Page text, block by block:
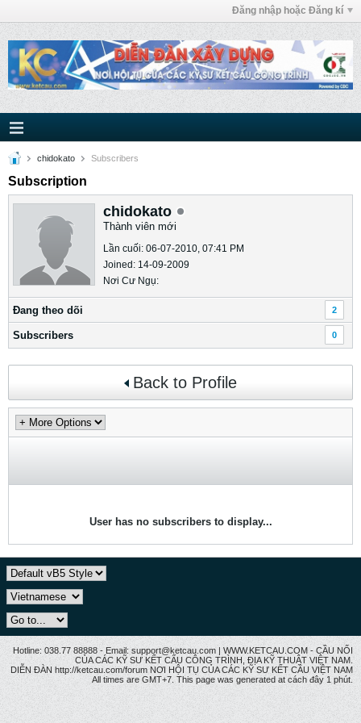
Đăng nhập hoặc Đăng kí
chidokato Subscribers
Subscription
chidokato
Thành viên mới
Lần cuối: 06-07-2010, 07:41 PM
Joined: 14-09-2009
Nơi Cư Ngụ:
Ðang theo dõi 2
Subscribers 0
Back to Profile
User has no subscribers to display...
Hotline: 038.77 88888 - Email: support@ketcau.com | WWW.KETCAU.COM - CẦU NỐI
CỦA CÁC KỸ SƯ KẾT CẤU CÔNG TRÌNH, ĐỊA KỸ THUẬT VIỆT NAM.
DIỄN ĐÀN http://ketcau.com/forum NƠI HỘI TỤ CỦA CÁC KỸ SƯ KẾT CÂU VIỆT NAM
All times are GMT+7. This page was generated at cách đây 1 phút.